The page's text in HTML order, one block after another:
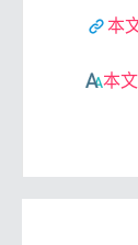
本
本